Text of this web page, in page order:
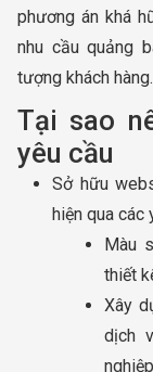
phương án khá
nhu cầu quảng
tượng khách hàng.
Tại sao
yêu cầu
Sở hữu
hiện qua các
Màu
thiết
Xây
dịch